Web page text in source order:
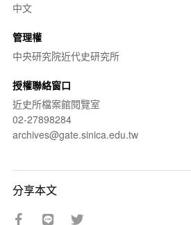
中文
管理權
中央研究院近代史研究所
授權聯絡窗口
近史所檔案館閱覽室
02-27898284
archives@gate.sinica.edu.tw
分享本文